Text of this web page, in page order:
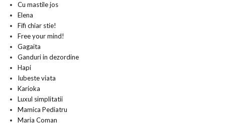
Cu mastile jos
Elena
Fifi chiar stie!
Free your mind!
Gagaita
Ganduri in dezordine
Hapi
Iubeste viata
Karioka
Luxul simplitatii
Mamica Pediatru
Maria Coman